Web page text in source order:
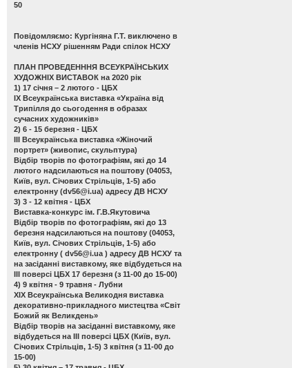
50
Повідомляємо: Кургіняна Г.Т. виключено в
членів НСХУ рішенням Ради спілок НСХУ
ПЛАН ПРОВЕДЕНННЯ ВСЕУКРАЇНСЬКИХ
ХУДОЖНІХ ВИСТАВОК на 2020 рік
1) 17 січня – 2 лютого - ЦБХ
ІХ Всеукраїнська виставка «Україна від
Трипілля до сьогодення в образах
сучасних художників»
2) 6 - 15 березня - ЦБХ
ІІІ Всеукраїнська виставка «Жіночий
портрет» (живопис, скульптура)
Відбір творів по фотографіям, які до 14
лютого надсилаються на поштову (04053,
Київ, вул. Січових Стрільців, 1-5) або
електронну (dv56@i.ua) адресу ДВ НСХУ
3) 3 - 12 квітня - ЦБХ
Виставка-конкурс ім. Г.В.Якутовича
Відбір творів по фотографіям, які до 13
березня надсилаються на поштову (04053,
Київ, вул. Січових Стрільців, 1-5) або
електронну ( dv56@i.ua ) адресу ДВ НСХУ та
на засіданні виставкому, яке відбудеться на
ІІІ поверсі ЦБХ 17 березня (з 11-00 до 15-00)
4) 9 квітня - 9 травня - Лубни
ХІХ Всеукраїнська Великодня виставка
декоративно-прикладного мистецтва «Світ
Божий як Великдень»
Відбір творів на засіданні виставкому, яке
відбудеться на ІІІ поверсі ЦБХ (Київ, вул.
Січових Стрільців, 1-5) 3 квітня (з 11-00 до
15-00)